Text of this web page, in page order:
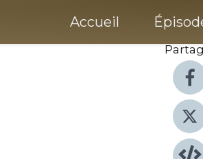
Accueil